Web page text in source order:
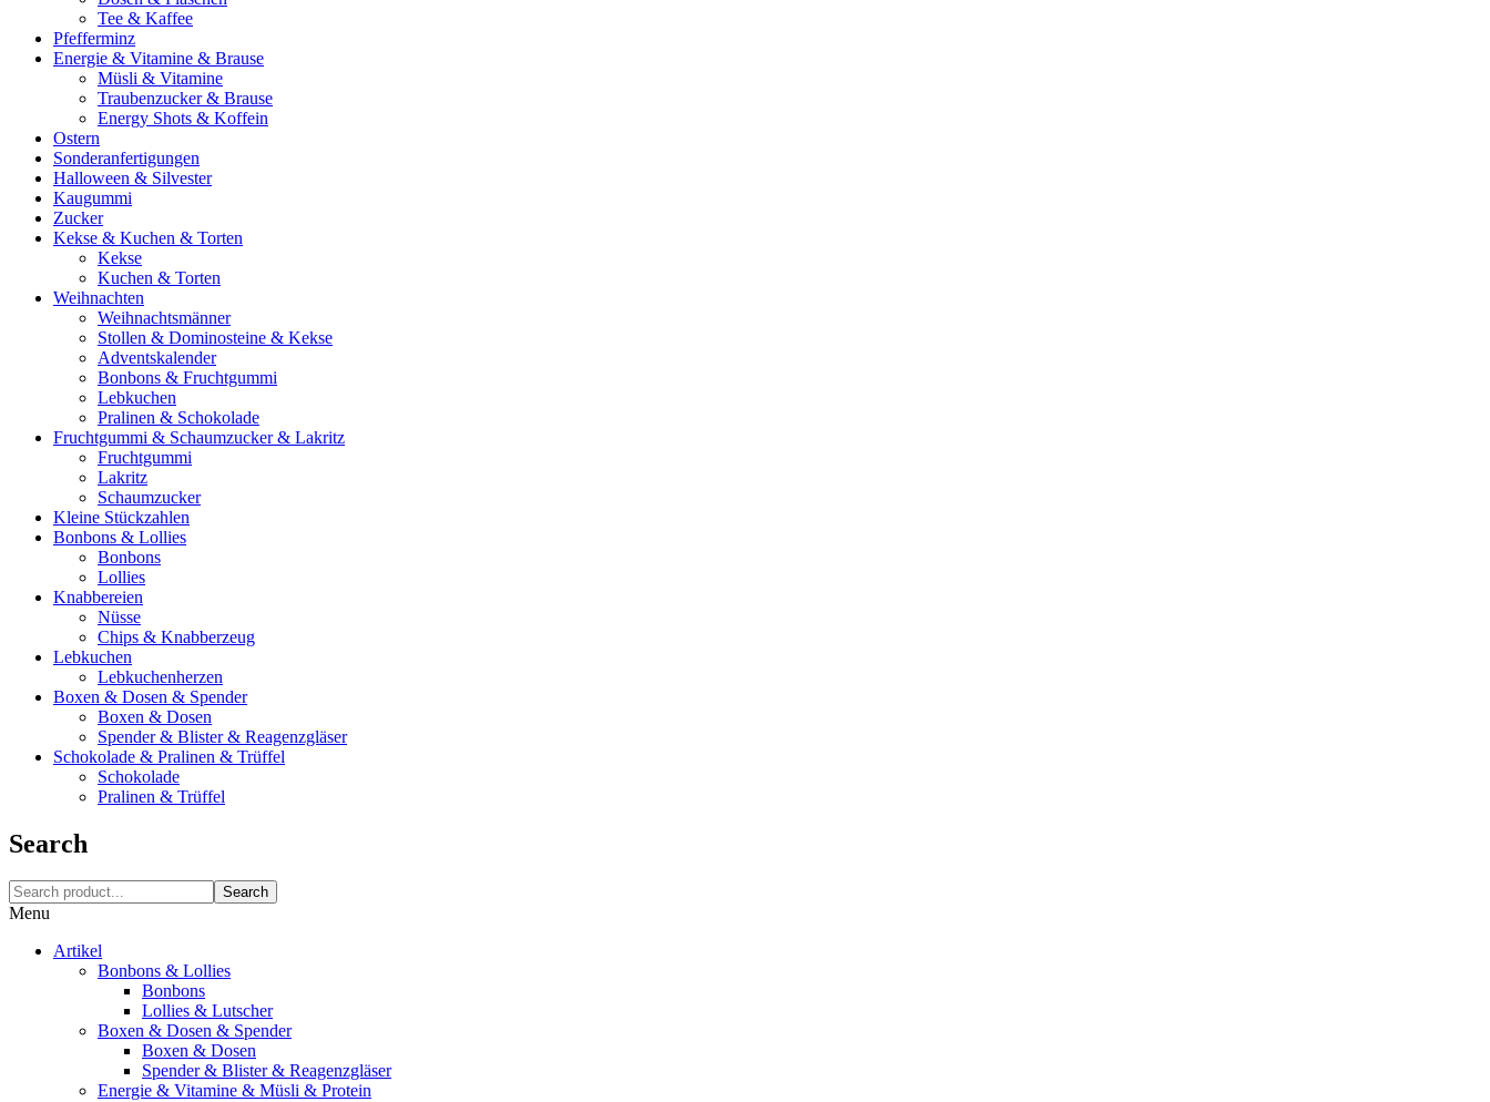
Tee & Kaffee
Pfefferminz
Energie & Vitamine & Brause
Müsli & Vitamine
Traubenzucker & Brause
Energy Shots & Koffein
Ostern
Sonderanfertigungen
Halloween & Silvester
Kaugummi
Zucker
Kekse & Kuchen & Torten
Kekse
Kuchen & Torten
Weihnachten
Weihnachtsmänner
Stollen & Dominosteine & Kekse
Adventskalender
Bonbons & Fruchtgummi
Lebkuchen
Pralinen & Schokolade
Fruchtgummi & Schaumzucker & Lakritz
Fruchtgummi
Lakritz
Schaumzucker
Kleine Stückzahlen
Bonbons & Lollies
Bonbons
Lollies
Knabbereien
Nüsse
Chips & Knabberzeug
Lebkuchen
Lebkuchenherzen
Boxen & Dosen & Spender
Boxen & Dosen
Spender & Blister & Reagenzgläser
Schokolade & Pralinen & Trüffel
Schokolade
Pralinen & Trüffel
Search
Search
Menu
Artikel
Bonbons & Lollies
Bonbons
Lollies & Lutscher
Boxen & Dosen & Spender
Boxen & Dosen
Spender & Blister & Reagenzgläser
Energie & Vitamine & Müsli & Protein